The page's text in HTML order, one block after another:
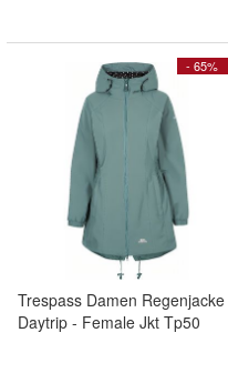
- 65%
Trespass Damen Regenjacke
Daytrip - Female Jkt Tp50